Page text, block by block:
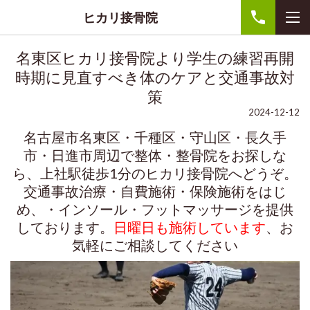
ヒカリ接骨院
名東区ヒカリ接骨院より学生の練習再開
時期に見直すべき体のケアと交通事故対
策
2024-12-12
名古屋市名東区・千種区・守山区・長久手
市・日進市周辺で整体・整骨院をお探しな
ら、上社駅徒歩1分のヒカリ接骨院へどうぞ。
交通事故治療・自費施術・保険施術をはじ
め、・インソール・フットマッサージを提供
しております。
日曜日も施術しています、お
気軽にご相談してください